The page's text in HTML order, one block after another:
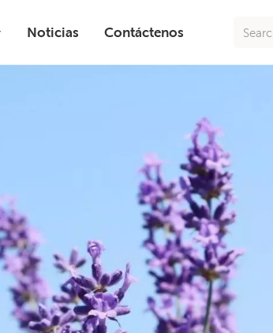
Noticias Contáctenos